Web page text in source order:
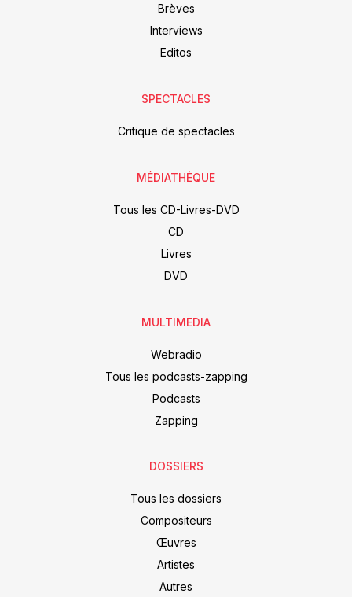
Brèves
Interviews
Editos
SPECTACLES
Critique de spectacles
MÉDIATHÈQUE
Tous les CD-Livres-DVD
CD
Livres
DVD
MULTIMEDIA
Webradio
Tous les podcasts-zapping
Podcasts
Zapping
DOSSIERS
Tous les dossiers
Compositeurs
Œuvres
Artistes
Autres